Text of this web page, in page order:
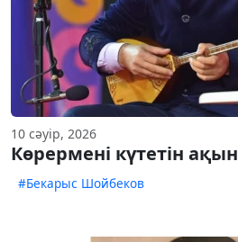
10 сәуір, 2026
Көрермені күтетін ақын
#Бекарыс Шойбеков